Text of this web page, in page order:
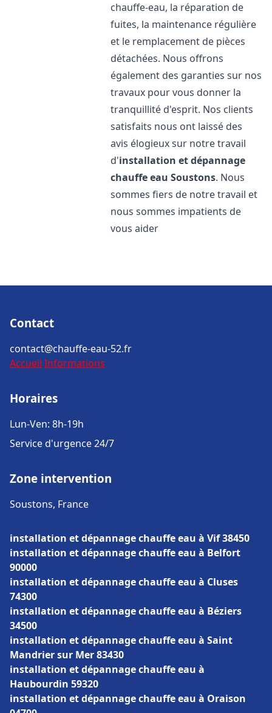
chauffe-eau, la réparation de
fuites, la maintenance régulière
et le remplacement de pièces
détachées. Nous offrons
également des garanties sur nos
travaux pour vous donner la
tranquillité d'esprit. Nos clients
satisfaits nous ont laissé des
avis élogieux sur notre travail
d'installation et dépannage
chauffe eau Soustons. Nous
sommes fiers de notre travail et
nous sommes impatients de
vous aider
Contact
contact@chauffe-eau-52.fr
Accueil Informations
Horaires
Lun-Ven: 8h-19h
Service d'urgence 24/7
Zone intervention
Soustons, France
installation et dépannage chauffe eau à Vif 38450
installation et dépannage chauffe eau à Belfort
90000
installation et dépannage chauffe eau à Cluses
74300
installation et dépannage chauffe eau à Béziers
34500
installation et dépannage chauffe eau à Saint
Mandrier sur Mer 83430
installation et dépannage chauffe eau à
Haubourdin 59320
installation et dépannage chauffe eau à Oraison